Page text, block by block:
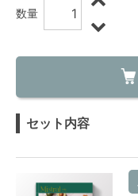
数量
セット内容